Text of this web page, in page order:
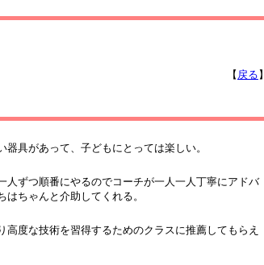
【 戻る 】
具があって、子どもにとっては楽しい。
ずつ順番にやるのでコーチが一人一人丁寧にアドバ
ちゃんと介助してくれる。
度な技術を習得するためのクラスに推薦してもらえ